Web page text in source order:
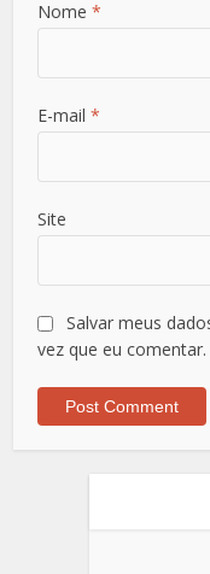
Nome*
E-mail*
Site
Salvar meus
vez que eu comentar.